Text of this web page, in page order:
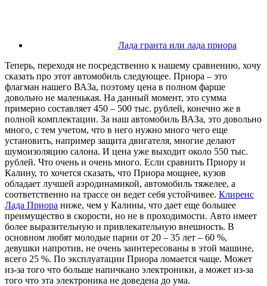
Лада гранта или лада приора
Теперь, переходя не посредственно к нашему сравнению, хочу
сказать про этот автомобиль следующее. Приора – это
флагман нашего ВАЗа, поэтому цена в полном фарше
довольно не маленькая. На данный момент, это сумма
примерно составляет 450 – 500 тыс. рублей, конечно же в
полной комплектации. За наш автомобиль ВАЗа, это довольно
много, с тем учетом, что в него нужно много чего еще
установить, например защита двигателя, многие делают
шумоизоляцию салона. И цена уже выходит около 550 тыс.
рублей. Что очень и очень много. Если сравнить Приору и
Калину, то хочется сказать, что Приора мощнее, кузов
обладает лучшей аэродинамикой, автомобиль тяжелее, а
соответственно на трассе он ведет себя устойчивее. Клиренс
Лада Приора ниже, чем у Калины, что дает еще большее
преимущество в скорости, но не в проходимости. Авто имеет
более выразительную и привлекательную внешность. В
основном любят молодые парни от 20 – 35 лет – 60 %,
девушки напротив, не очень заинтересованы в этой машине,
всего 25 %. По эксплуатации Приора ломается чаще. Может
из-за того что больше напичкано электроники, а может из-за
того что эта электроника не доведена до ума.